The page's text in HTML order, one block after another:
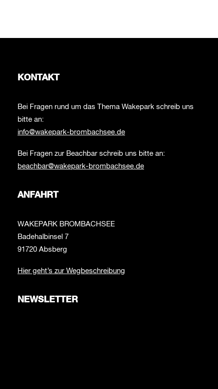
KONTAKT
Bei Fragen rund um das Thema Wakepark schreib uns
bitte an:
info@wakepark-brombachsee.de
Bei Fragen zur Beachbar schreib uns bitte an:
beachbar@wakepark-brombachsee.de
ANFAHRT
WAKEPARK BROMBACHSEE
Badehalbinsel 7
91720 Absberg
Hier geht’s zur Wegbeschreibung
NEWSLETTER